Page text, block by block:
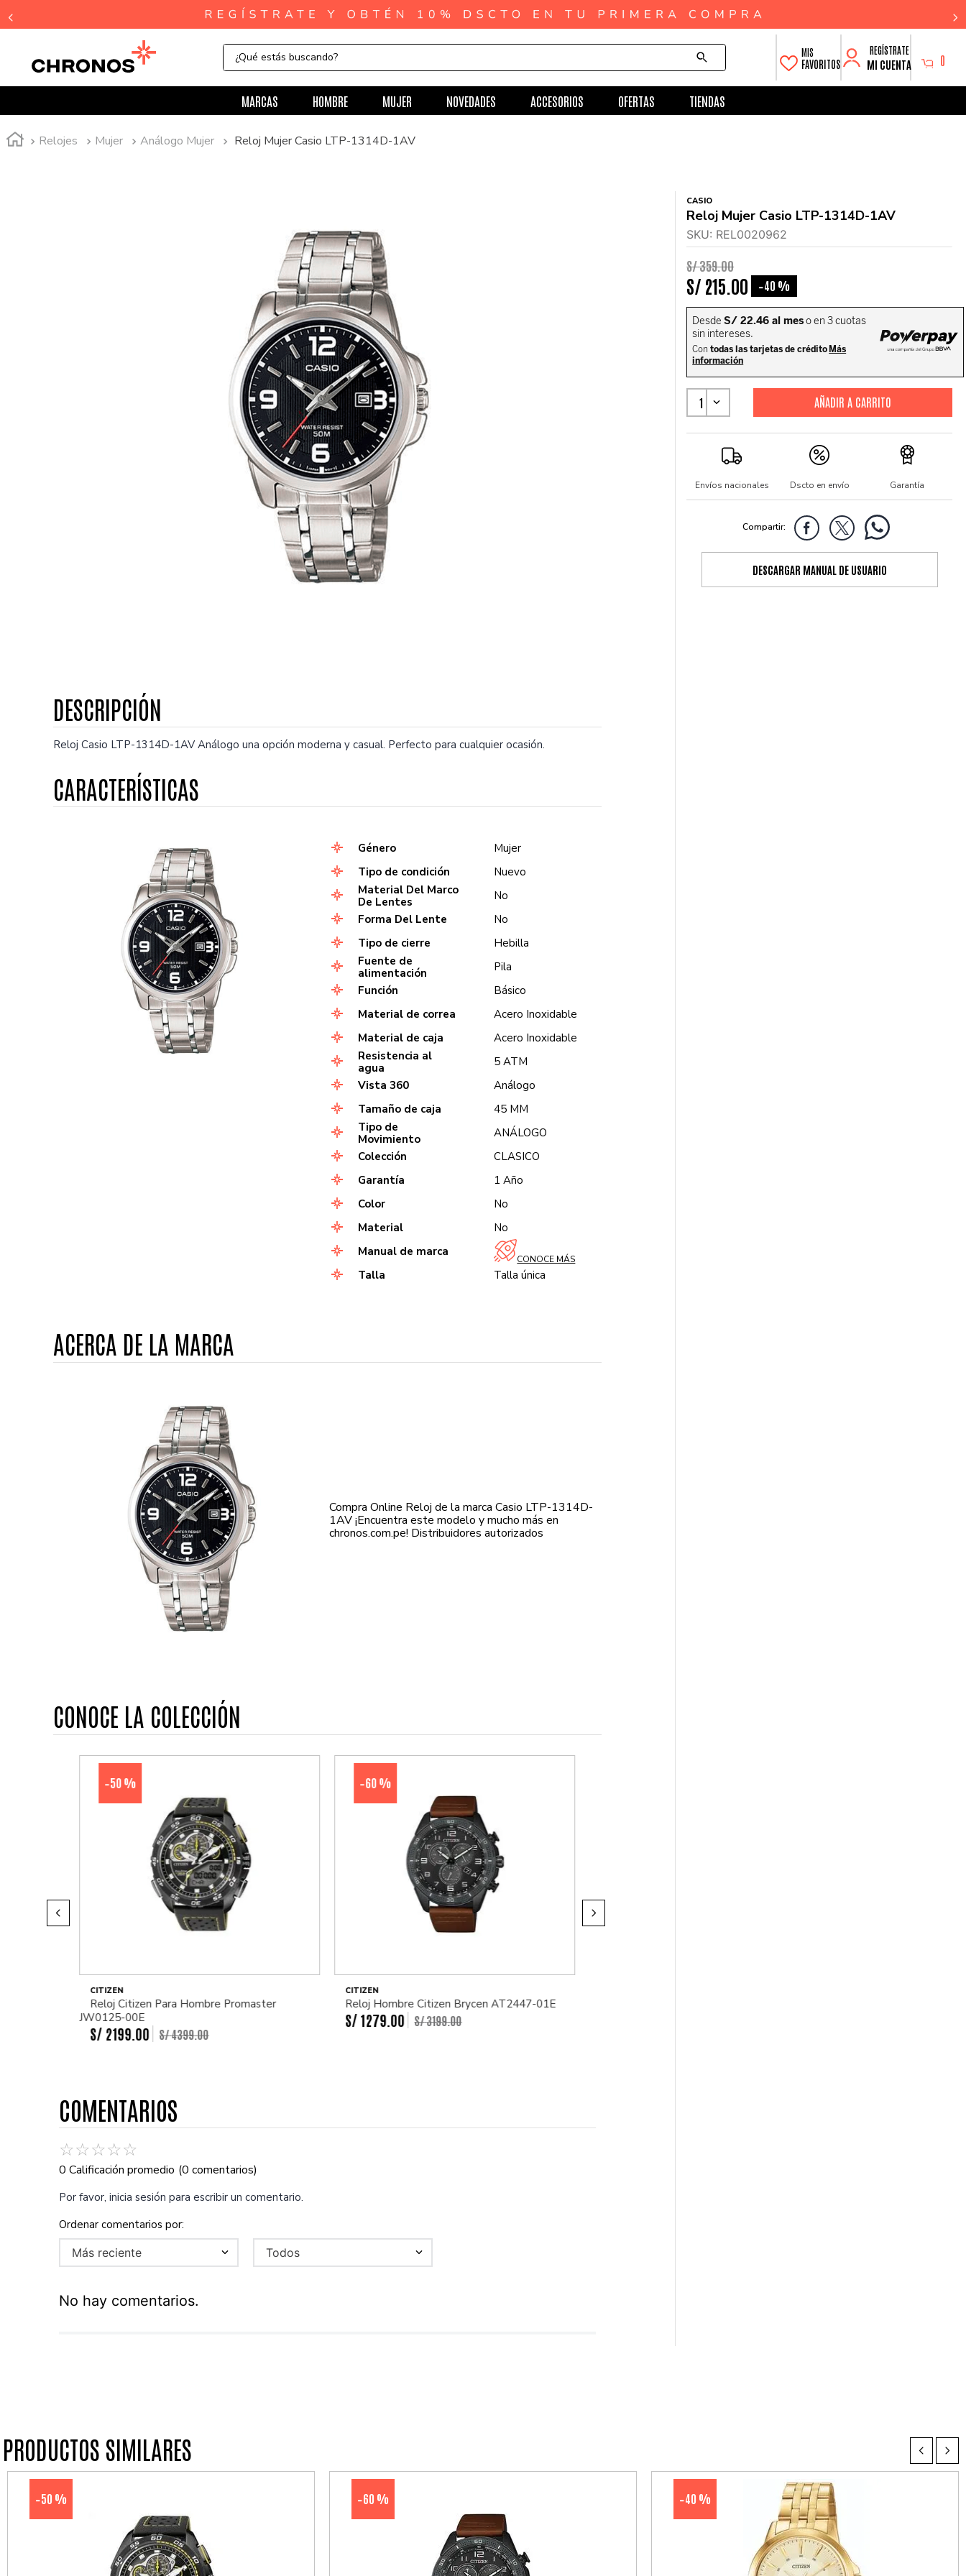
¿Qué estás buscando?
FAVORITOS MI CUENTA 0
MARCAS HOMBRE MUJER NOVEDADES ACCESORIOS OFERTAS TIENDAS
Relojes Mujer Análogo Mujer Reloj Mujer Casio LTP-1314D-1AV
Reloj Casio LTP-1314D-1AV Análogo una opción moderna y casual. Perfecto para cualquier ocasión.
Género
Mujer
Tipo de condición
Nuevo
Material Del Marco
De Lentes
No
Forma Del Lente
No
Tipo de cierre
Hebilla
Fuente de
alimentación
Pila
Función
Básico
Material de correa
Acero Inoxidable
Material de caja
Acero Inoxidable
Resistencia al
agua
5 ATM
Vista 360
Análogo
Tamaño de caja
45 MM
Tipo de
Movimiento
ANÁLOGO
Colección
CLASICO
Garantía
1 Año
Color
No
Material
No
Manual de marca
CONOCE MÁS
Talla Talla única
ACERCA DE LA MARCA
Compra Online Reloj de la marca Casio LTP-1314D-
1AV ¡Encuentra este modelo y mucho más en
chronos.com.pe! Distribuidores autorizados
CONOCE LA COLECCIÓN
-50 %
CITIZEN
Reloj Citizen Para Hombre Promaster
JW0125-00E
S/ 2199.00 S/4399.00
-60 %
CITIZEN
Reloj Hombre Citizen Brycen AT2447-01E
S/1279.00 S/3199.00
COMENTARIOS
☆☆☆☆☆
0 Calificación promedio (0 comentarios)
Por favor, inicia sesión para escribir un comentario.
Más reciente Todos
No hay comentarios.
CASIO
Reloj Mujer Casio LTP-1314D-1AV
SKU: REL0020962
S/359.00
S/ 215 00 -40 %
1
Envíos nacionales Dscto en envío Garantía
DESCARGAR MANUAL DE USUARIO
PRODUCTOS SIMILARES
-50 % -60 % -40 %